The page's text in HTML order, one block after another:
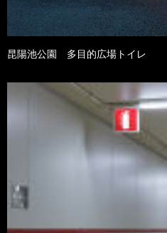
昆陽池公園 多目的広場トイレ